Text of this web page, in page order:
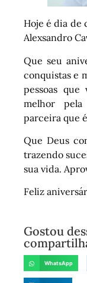
Hoje é dia de
Alexsandro
Que seu
conquistas e
pessoas
melhor
parceira que
Que Deus
trazendo
sua vida.
Feliz
Gostou
WhatsApp